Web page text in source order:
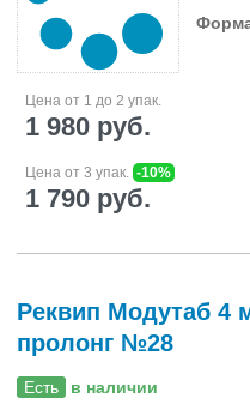
Цена от 1 до 2 упак.
1 980 руб.
Цена от 3 упак. -10%
1 790 руб.
Реквип Модутаб 4
пролонг №28
Есть в наличии